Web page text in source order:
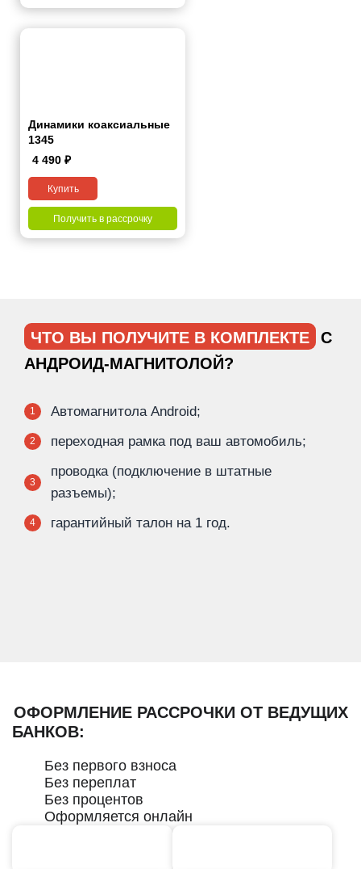
Динамики коаксиальные
1345
4 490 ₽
Купить
Получить в рассрочку
ЧТО ВЫ ПОЛУЧИТЕ В КОМПЛЕКТЕ
С
АНДРОИД-МАГНИТОЛОЙ?
1 Автомагнитола Android;
2 переходная рамка под ваш автомобиль;
3
проводка (подключение в штатные
разъемы);
4 гарантийный талон на 1 год.
ОФОРМЛЕНИЕ РАССРОЧКИ ОТ ВЕДУЩИХ
БАНКОВ:
Без первого взноса
Без переплат
Без процентов
Оформляется онлайн